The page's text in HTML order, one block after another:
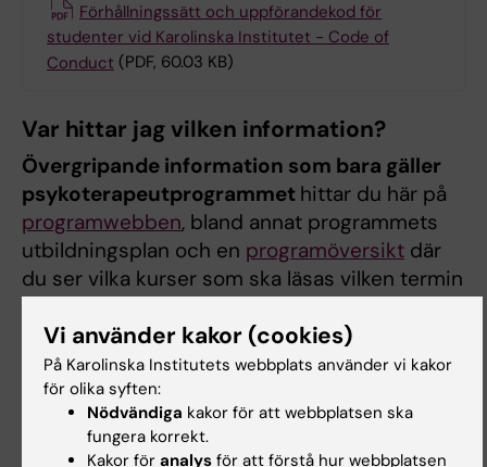
Förhållningssätt och uppförandekod för
studenter vid Karolinska Institutet - Code of
Conduct (PDF, 60.03 KB)
Var hittar jag vilken information?
Övergripande information som bara gäller
psykoterapeutprogrammet hittar du här på
programwebben, bland annat programmets
utbildningsplan och en programöversikt där
du ser vilka kurser som ska läsas vilken termin
regler för tillgodoräknande av tidigare studier
och kontaktuppgifter till
programstudievägledaren med flera. Om du
kollar runt lite på programwebben innan
studiestarten så får du en ganska god bild av
Vi använder kakor (cookies)
På Karolinska Institutets webbplats använder vi kakor
för olika syften:
Nödvändiga kakor för att webbplatsen ska
fungera korrekt.
Kakor för analys för att förstå hur webbplatsen